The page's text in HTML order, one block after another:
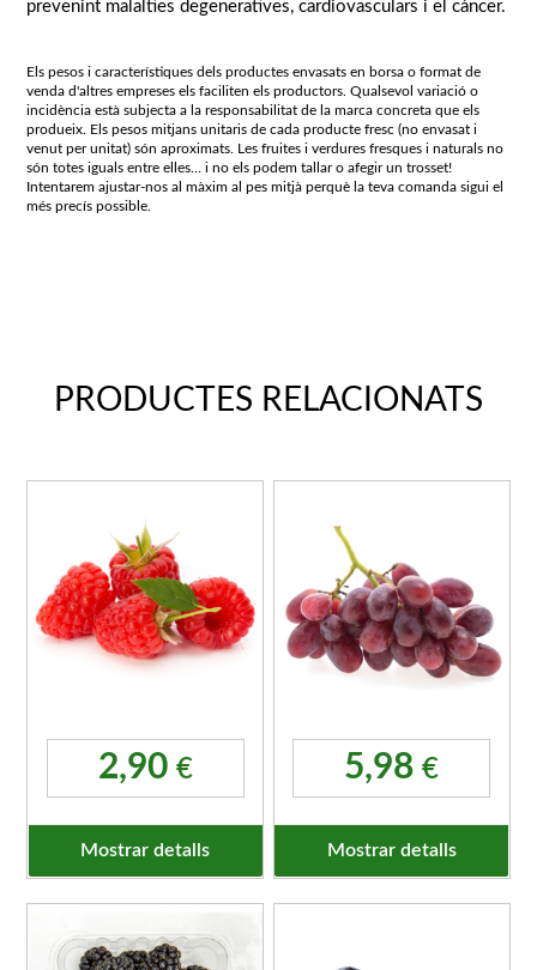
prevenint malalties degeneratives, cardiovasculars i el càncer.
Els pesos i característiques dels productes envasats en borsa o format de
venda d'altres empreses els faciliten els productors. Qualsevol variació o
incidència està subjecta a la responsabilitat de la marca concreta que els
produeix. Els pesos mitjans unitaris de cada producte fresc (no envasat i
venut per unitat) són aproximats. Les fruites i verdures fresques i naturals no
són totes iguals entre elles… i no els podem tallar o afegir un trosset!
Intentarem ajustar-nos al màxim al pes mitjà perquè la teva comanda sigui el
més precís possible.
PRODUCTES RELACIONATS
2,90 €
Mostrar detalls
5,98€
Mostrar detalls